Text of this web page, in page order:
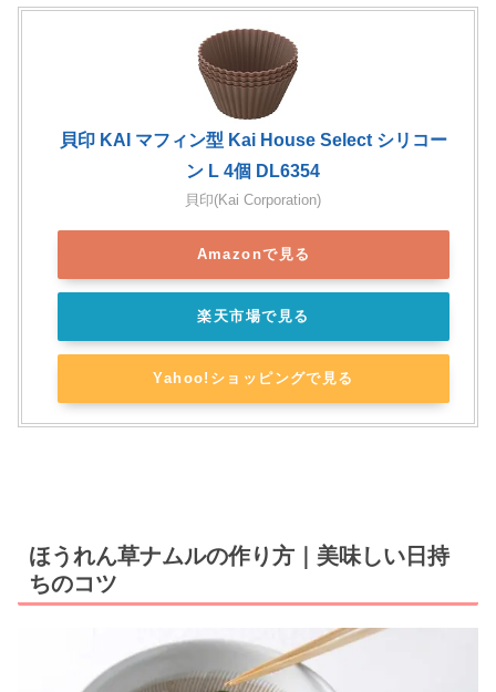
貝印 KAI マフィン型 Kai House Select シリコー
ン L 4個 DL6354
貝印(Kai Corporation)
Amazonで見る
楽天市場で見る
Yahoo!ショッピングで見る
ほうれん草ナムルの作り方｜美味しい日持
ちのコツ